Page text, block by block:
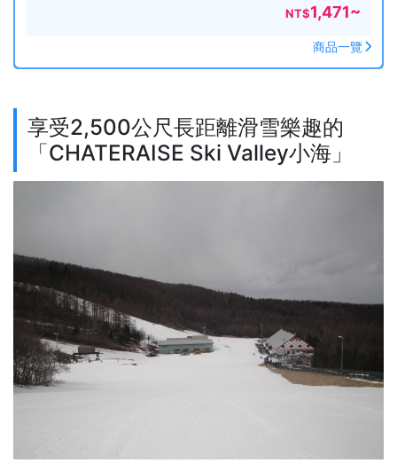
NT$1,471~
商品一覽
享受2,500公尺長距離滑雪樂趣的
「CHATERAISE Ski Valley小海」